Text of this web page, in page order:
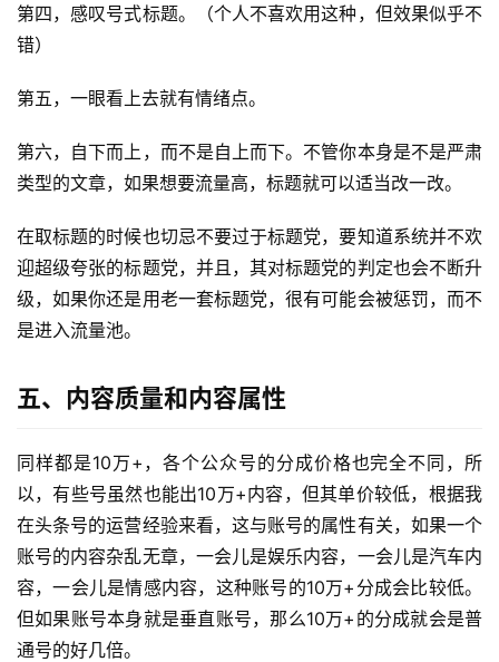
第四，感叹号式标题。（个人不喜欢用这种，但效果似乎不
错）
第五，一眼看上去就有情绪点。
第六，自下而上，而不是自上而下。不管你本身是不是严肃
类型的文章，如果想要流量高，标题就可以适当改一改。
在取标题的时候也切忌不要过于标题党，要知道系统并不欢
迎超级夸张的标题党，并且，其对标题党的判定也会不断升
级，如果你还是用老一套标题党，很有可能会被惩罚，而不
是进入流量池。
五、内容质量和内容属性
同样都是10万+，各个公众号的分成价格也完全不同，所
以，有些号虽然也能出10万+内容，但其单价较低，根据我
在头条号的运营经验来看，这与账号的属性有关，如果一个
账号的内容杂乱无章，一会儿是娱乐内容，一会儿是汽车内
容，一会儿是情感内容，这种账号的10万+分成会比较低。
但如果账号本身就是垂直账号，那么10万+的分成就会是普
通号的好几倍。